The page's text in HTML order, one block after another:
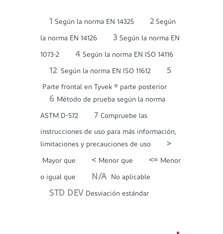
1 Según la norma EN 14325 2Según
la norma EN 14126 3 Según la norma EN
1073-2 4 Según la norma EN ISO 14116
12Según la norma EN ISO 11612 5
Parte frontal en Tyvek ® parte posterior
6 Método de prueba según la norma
ASTM D-572 7 Compruebe las
instrucciones de uso para más información,
limitaciones y precauciones de uso
>
Mayor que < Menor que <= Menor
o igual que N/A No aplicable
STD DEV Desviación estándar